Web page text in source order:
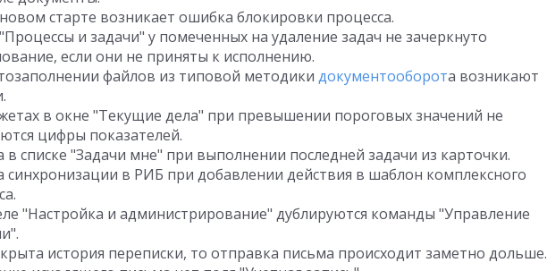
старте возникает ошибка блокировки процесса.
и задачи" у помеченных на удаление задач не зачеркнуто
если они не приняты к исполнению.
файлов из типовой методики документооборота возникают
в окне "Текущие дела" при превышении пороговых значений не
цифры показателей.
списке "Задачи мне" при выполнении последней задачи из карточки.
в РИБ при добавлении действия в шаблон комплексного
"Настройка и администрирование" дублируются команды "Управление
история переписки, то отправка письма происходит заметно дольше.